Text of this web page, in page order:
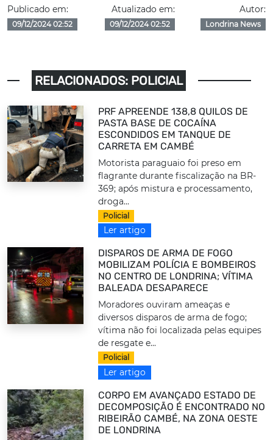
Publicado em:
09/12/2024 02:52
Atualizado em:
09/12/2024 02:52
Autor:
Londrina News
RELACIONADOS: POLICIAL
PRF APREENDE 138,8 QUILOS DE
PASTA BASE DE COCAÍNA
ESCONDIDOS EM TANQUE DE
CARRETA EM CAMBÉ
Motorista paraguaio foi preso em
flagrante durante fiscalização na BR-
369; após mistura e processamento,
droga...
Policial
Ler artigo
DISPAROS DE ARMA DE FOGO
MOBILIZAM POLÍCIA E BOMBEIROS
NO CENTRO DE LONDRINA; VÍTIMA
BALEADA DESAPARECE
Moradores ouviram ameaças e
diversos disparos de arma de fogo;
vítima não foi localizada pelas equipes
de resgate e...
Policial
Ler artigo
CORPO EM AVANÇADO ESTADO DE
DECOMPOSIÇÃO É ENCONTRADO NO
RIBEIRÃO CAMBÉ, NA ZONA OESTE
DE LONDRINA